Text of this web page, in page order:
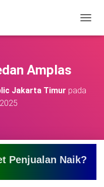
O
A
S
Amplas
Jakarta Timur pada
Naik? Atau